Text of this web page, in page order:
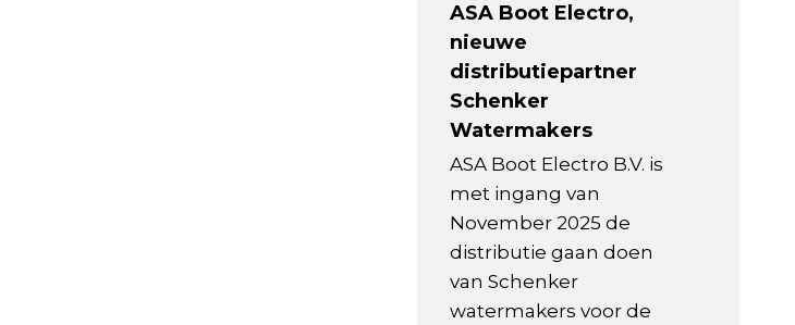
ASA Boot Electro,
nieuwe
distributiepartner
Schenker
Watermakers
ASA Boot Electro B.V. is
met ingang van
November 2025 de
distributie gaan doen
van Schenker
watermakers voor de